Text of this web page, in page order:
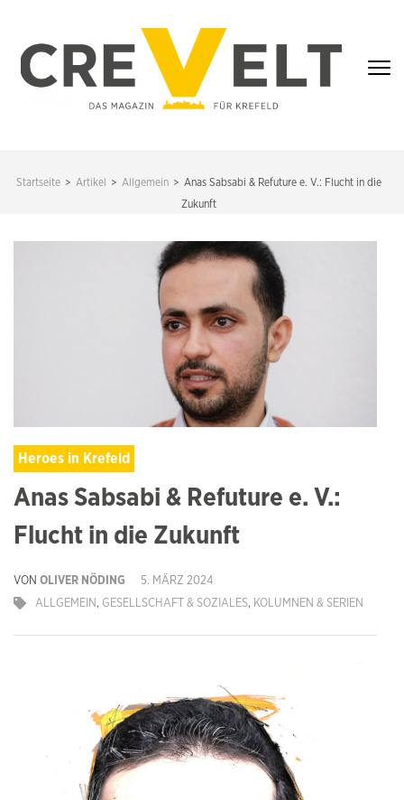
springen
(Enter
KREFELD
Startseite > Artikel > Allgemein > Anas Sabsabi & Refuture e. V.: Flucht in die
Zukunft
Heroes in Krefeld
Anas Sabsabi & Refuture e. V.:
Flucht in die Zukunft
VON OLIVER NÖDING
5. MÄRZ 2024
ALLGEMEIN, GESELLSCHAFT & SOZIALES, KOLUMNEN & SERIEN